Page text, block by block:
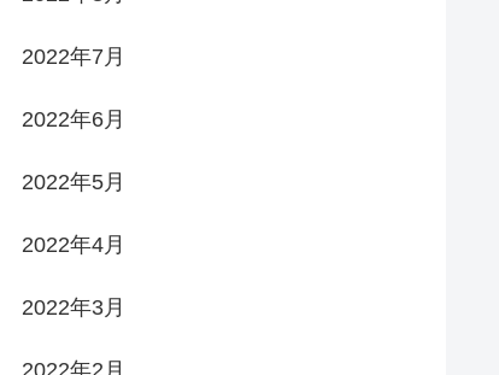
2022年7月
2022年6月
2022年5月
2022年4月
2022年3月
2022年2月